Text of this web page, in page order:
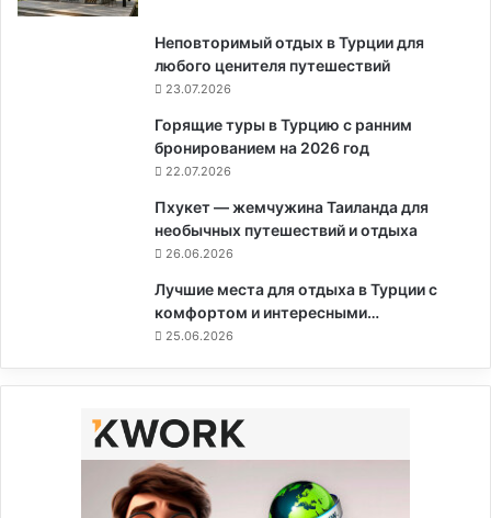
Неповторимый отдых в Турции для
любого ценителя путешествий
23.07.2026
Горящие туры в Турцию с ранним
бронированием на 2026 год
22.07.2026
Пхукет — жемчужина Таиланда для
необычных путешествий и отдыха
26.06.2026
Лучшие места для отдыха в Турции с
комфортом и интересными…
25.06.2026